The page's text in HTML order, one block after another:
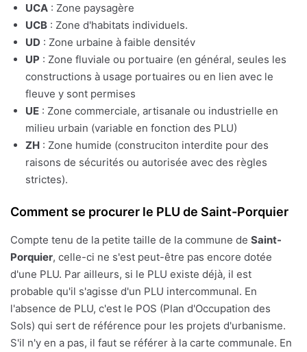
UCA : Zone paysagère
UCB : Zone d'habitats individuels.
UD : Zone urbaine à faible densitév
UP : Zone fluviale ou portuaire (en général, seules les
constructions à usage portuaires ou en lien avec le
fleuve y sont permises
UE : Zone commerciale, artisanale ou industrielle en
milieu urbain (variable en fonction des PLU)
ZH : Zone humide (construciton interdite pour des
raisons de sécurités ou autorisée avec des règles
strictes).
Comment se procurer le PLU de Saint-Porquier
Compte tenu de la petite taille de la commune de Saint-
Porquier, celle-ci ne s'est peut-être pas encore dotée
d'une PLU. Par ailleurs, si le PLU existe déjà, il est
probable qu'il s'agisse d'un PLU intercommunal. En
l'absence de PLU, c'est le POS (Plan d'Occupation des
Sols) qui sert de référence pour les projets d'urbanisme.
S'il n'y en a pas, il faut se référer à la carte communale. En